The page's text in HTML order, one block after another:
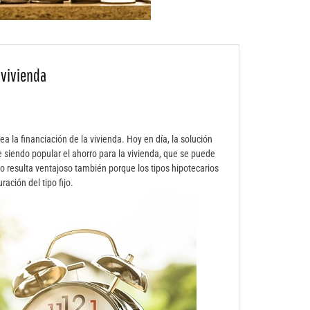
la financiación de la vivienda. Hoy en día, la solución
popular el ahorro para la vivienda, que se puede
resulta ventajoso también porque los tipos hipotecarios
del tipo fijo.